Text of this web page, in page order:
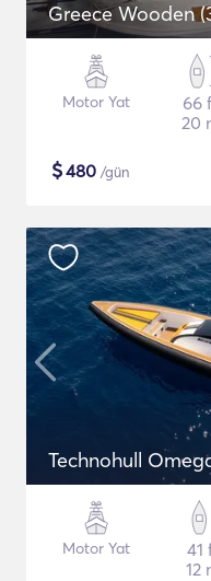
Greece Wooden
Motor Yat
66
20
$480 /gün
Technohull
Motor Yat
41
12